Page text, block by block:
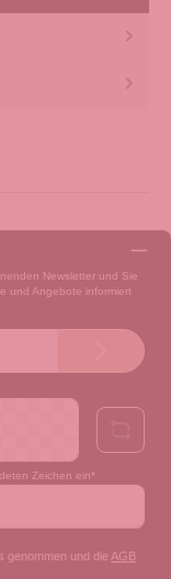
Newsletter und Sie
und Angebote informiert
Zeichen ein*
genommen und die AGB